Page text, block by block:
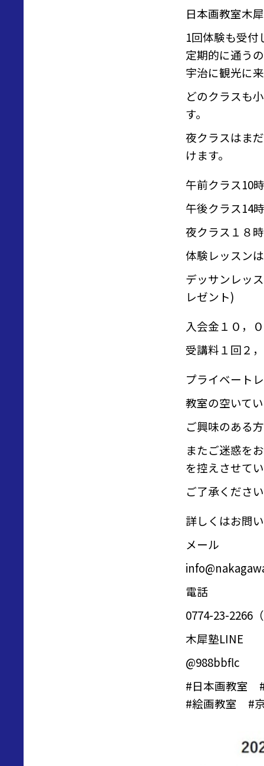
日本画教室木
1回体験も受付
定期的に通う
宇治に観光に
どのクラスも
す。
夜クラスはま
けます。
午前クラス10
午後クラス14
夜クラス１８
体験レッスン
デッサンレッ
レゼント)
入会金１０，
受講料１回２
プライベート
教室の空いて
ご興味のある
またご迷惑を
を控えさせて
ご了承くださ
詳しくはお問
メール
電話
0774-23-2266
木犀塾LINE
@988bbflc
#日本画教室
#絵画教室 #